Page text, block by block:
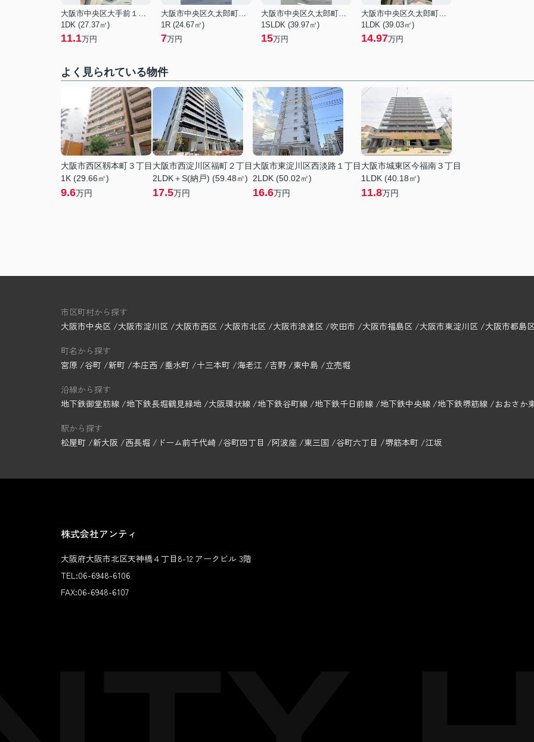
大阪市中央区大手前１丁目
1DK (27.37㎡)
11.1万円
大阪市中央区久太郎町１丁目
1R (24.67㎡)
7万円
大阪市中央区久太郎町１丁目
1SLDK (39.97㎡)
15万円
大阪市中央区久太郎町１丁目
1LDK (39.03㎡)
14.97万円
よく見られている物件
大阪市西区靱本町３丁目
1K (29.66㎡)
9.6万円
大阪市西淀川区福町２丁目
2LDK＋S(納戸) (59.48㎡)
17.5万円
大阪市東淀川区西淡路１丁目
2LDK (50.02㎡)
16.6万円
大阪市城東区今福南３丁目
1LDK (40.18㎡)
11.8万円
市区町村から探す
大阪市中央区
大阪市淀川区 大阪市西区 大阪市北区 大阪市浪速区 吹田市 大阪市福島区 大阪市東淀川区 大阪市都島
町名から探す
宮原
谷町 新町 本庄西 垂水町 十三本町 海老江 吉野 東中島 立売堀
沿線から探す
地下鉄御堂筋線 地下鉄長堀鶴見緑地 大阪環状線 地下鉄谷町線 地下鉄千日前線 地下鉄中央線 地下鉄堺筋線 おおさか
駅から探す
松屋町 新大阪 西長堀 ドーム前千代崎 谷町四丁目 阿波座 東三国 谷町六丁目 堺筋本町 江坂
株式会社アンティ
大阪府大阪市北区天神橋４丁目8-12 アークビル 3階
TEL:06-6948-6106
FAX:06-6948-6107